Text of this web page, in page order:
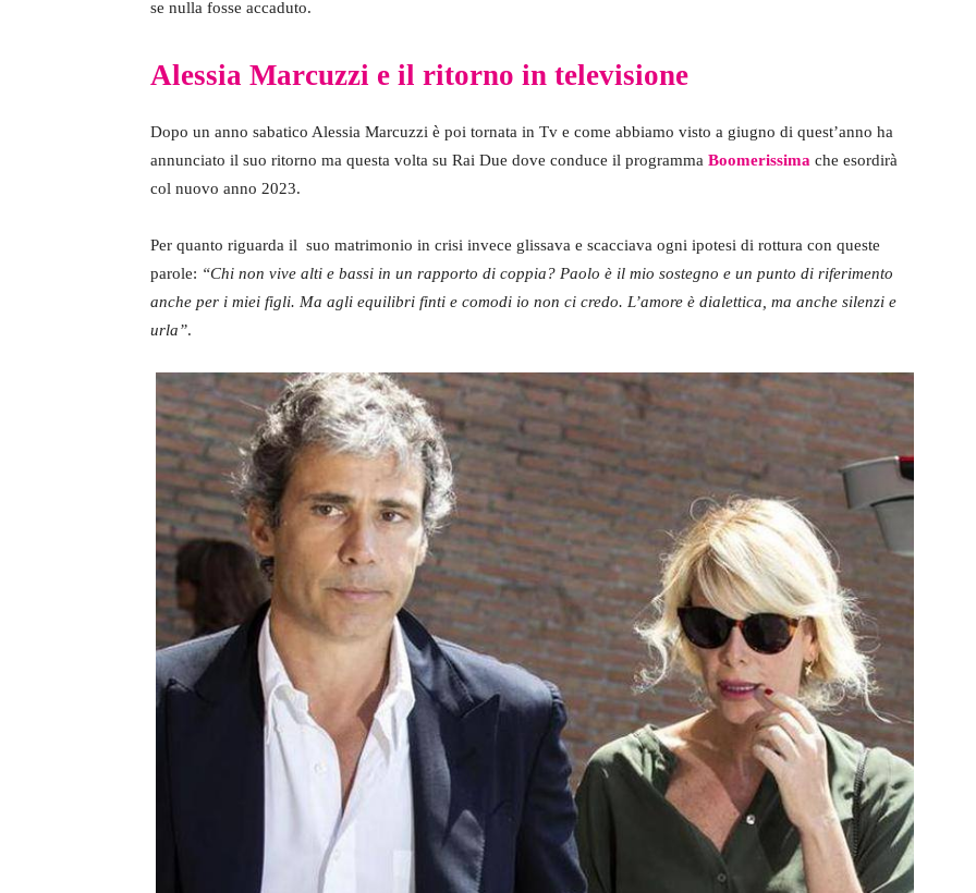
se nulla fosse accaduto.
Alessia Marcuzzi e il ritorno in televisione
Dopo un anno sabatico Alessia Marcuzzi è poi tornata in Tv e come abbiamo visto a giugno di quest’anno ha
annunciato il suo ritorno ma questa volta su Rai Due dove conduce il programma Boomerissima che esordirà
col nuovo anno 2023.
Per quanto riguarda il suo matrimonio in crisi invece glissava e scacciava ogni ipotesi di rottura con queste
parole: “Chi non vive alti e bassi in un rapporto di coppia? Paolo è il mio sostegno e un punto di riferimento
anche per i miei figli. Ma agli equilibri finti e comodi io non ci credo. L’amore è dialettica, ma anche silenzi e
urla”.